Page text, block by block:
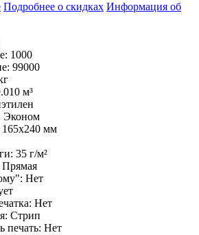
Подробнее о скидках Информация об
1000
99000
м³
Эконом
165х240 мм
35 г/м²
Нет
Нет
Стрип
печать: Нет